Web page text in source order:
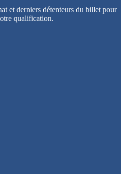
et derniers détenteurs du billet pour
qualification.